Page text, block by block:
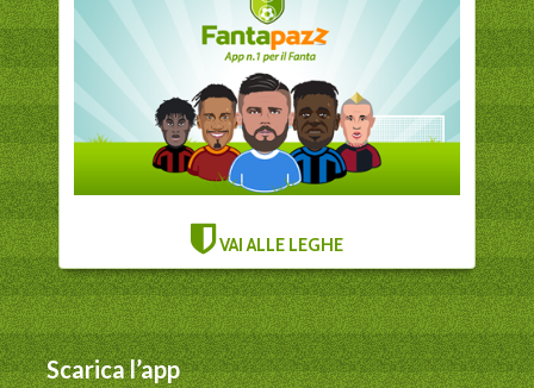
VAI ALLE LEGHE
Scarica l’app